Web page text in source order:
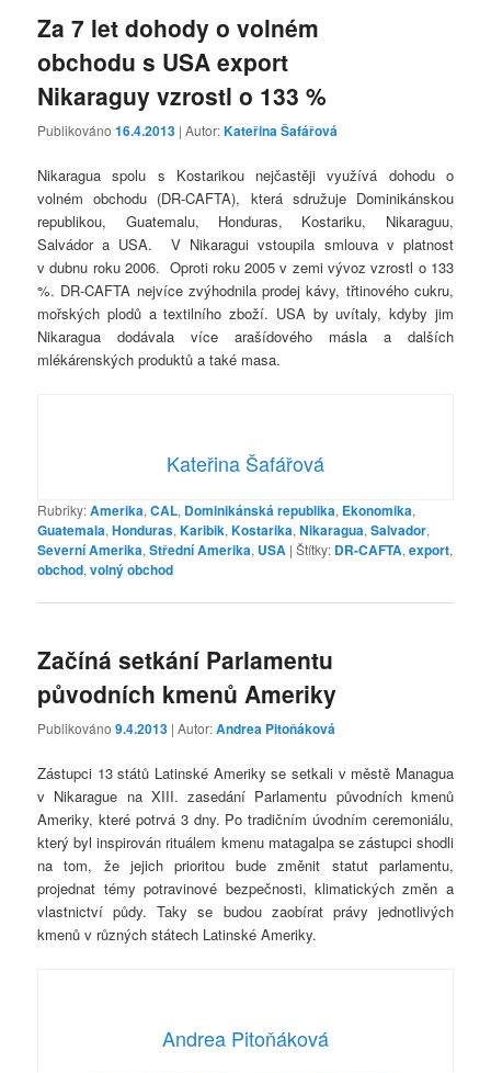
Za 7 let dohody o volném
obchodu s USA export
Nikaraguy vzrostl o 133 %
Publikováno16.4.2013 | Autor:Kateřina Šafářová
Nikaragua spolu s Kostarikou nejčastěji využívá dohodu o
volném obchodu (DR-CAFTA), která sdružuje Dominikánskou
republikou, Guatemalu, Honduras, Kostariku, Nikaraguu,
Salvádor a USA. V Nikaragui vstoupila smlouva v platnost
v dubnu roku 2006. Oproti roku 2005 v zemi vývoz vzrostl o 133
%. DR-CAFTA nejvíce zvýhodnila prodej kávy, třtinového cukru,
mořských plodů a textilního zboží. USA by uvítaly, kdyby jim
Nikaragua dodávala více arašídového másla a dalších
mlékárenských produktů a také masa.
Kateřina Šafářová
Rubriky:Amerika,CAL, Dominikánská republika, Ekonomika,
Guatemala,Honduras,Karibik,Kostarika,Nikaragua,Salvador,
Severní Amerika,Střední Amerika, USA |Štítky: DR-CAFTA,export,
obchod,volný obchod
Začíná setkání Parlamentu
původních kmenů Ameriky
Publikováno9.4.2013 | Autor:Andrea Pitoňáková
Zástupci 13 států Latinské Ameriky se setkali v městě Managua
v Nikarague na XIII. zasedání Parlamentu původních kmenů
Ameriky, které potrvá 3 dny. Po tradičním úvodním ceremoniálu,
který byl inspirován rituálem kmenu matagalpa se zástupci shodli
na tom, že jejich prioritou bude změnit statut parlamentu,
projednat témy potravinové bezpečnosti, klimatických změn a
vlastnictví půdy. Taky se budou zaobírat právy jednotlivých
kmenů v různých státech Latinské Ameriky.
Andrea Pitoňáková